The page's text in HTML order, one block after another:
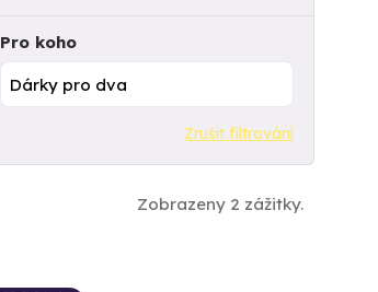
Pro koho
Zrušit filtrování
Zobrazeny 2 zážitky.